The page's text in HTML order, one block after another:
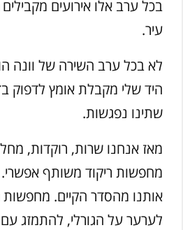
בכל ערב אלו אירועים
עיר.
לא בכל ערב השירה של וונה
היד שלי מקבלת אומץ לדפוק
שתינו נפגשות.
מאז אנחנו שרות, רוקדות,
מחפשות ריקוד משותף
אותנו מהסדר הקיים. מחפשות
לערער על הגורלי, להתמזג